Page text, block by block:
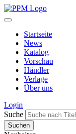
Startseite
News
Katalog
Vorschau
Händler
Verlage
Über uns
Login
Suche